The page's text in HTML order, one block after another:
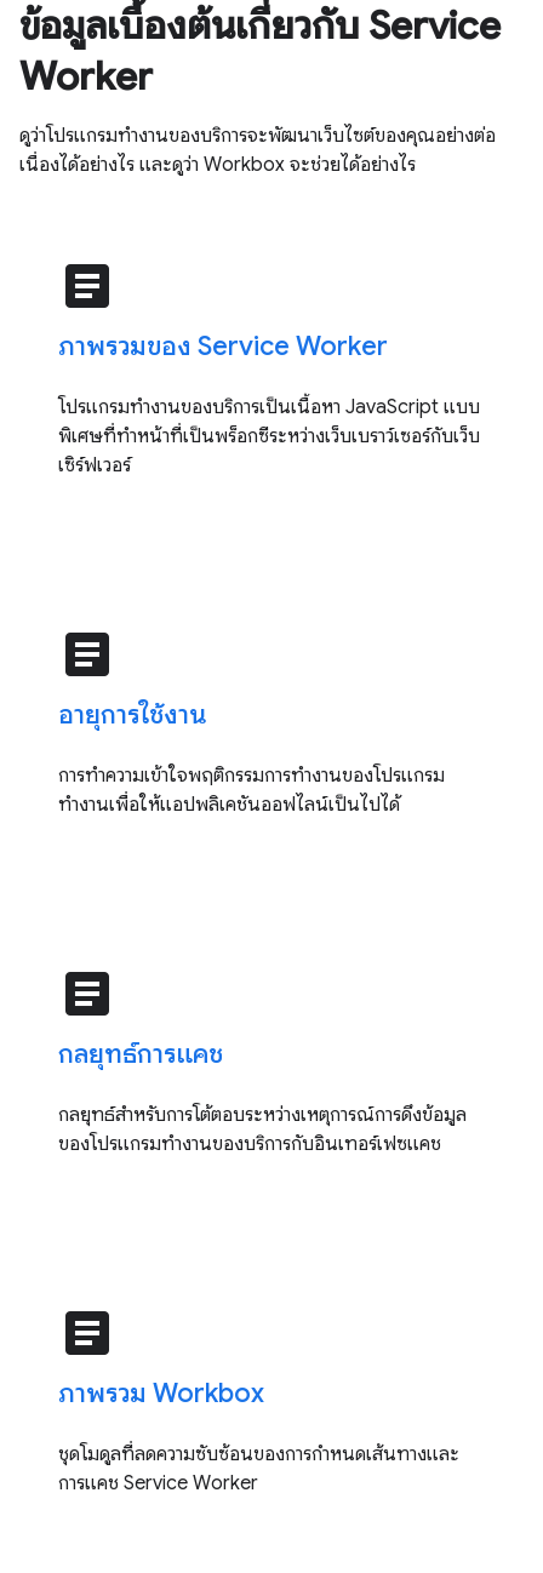
ข้อมูลเบื้องต้นเกี่ยวกับ Service
Worker
ดูว่าโปรแกรมทำงานของบริการจะพัฒนาเว็บไซต์ของคุณอย่างต่อ
เนื่องได้อย่างไร และดูว่า Workbox จะช่วยได้อย่างไร
article
ภาพรวมของ Service Worker
โปรแกรมทำงานของบริการเป็นเนื้อหา JavaScript แบบ
พิเศษที่ทำหน้าที่เป็นพร็อกซีระหว่างเว็บเบราว์เซอร์กับเว็บ
เซิร์ฟเวอร์
article
อายุการใช้งาน
การทำความเข้าใจพฤติกรรมการทำงานของโปรแกรม
ทำงานเพื่อให้แอปพลิเคชันออฟไลน์เป็นไปได้
article
กลยุทธ์การแคช
กลยุทธ์สำหรับการโต้ตอบระหว่างเหตุการณ์การดึงข้อมูล
ของโปรแกรมทำงานของบริการกับอินเทอร์เฟซแคช
article
ภาพรวม Workbox
ชุดโมดูลที่ลดความซับซ้อนของการกำหนดเส้นทางและ
การแคช Service Worker